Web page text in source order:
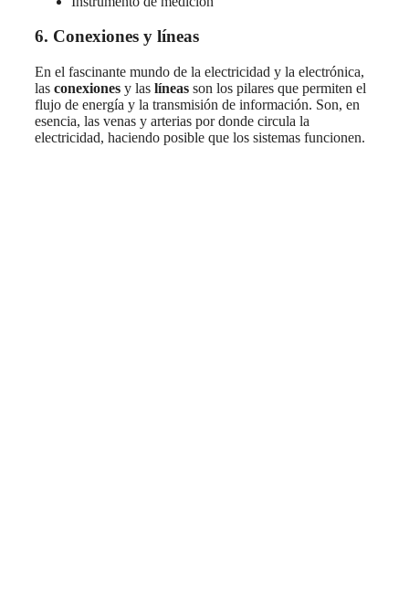
6. Conexiones y líneas
En el fascinante mundo de la electricidad y la electrónica,
las conexiones y las líneas son los pilares que permiten el
flujo de energía y la transmisión de información. Son, en
esencia, las venas y arterias por donde circula la
electricidad, haciendo posible que los sistemas funcionen.